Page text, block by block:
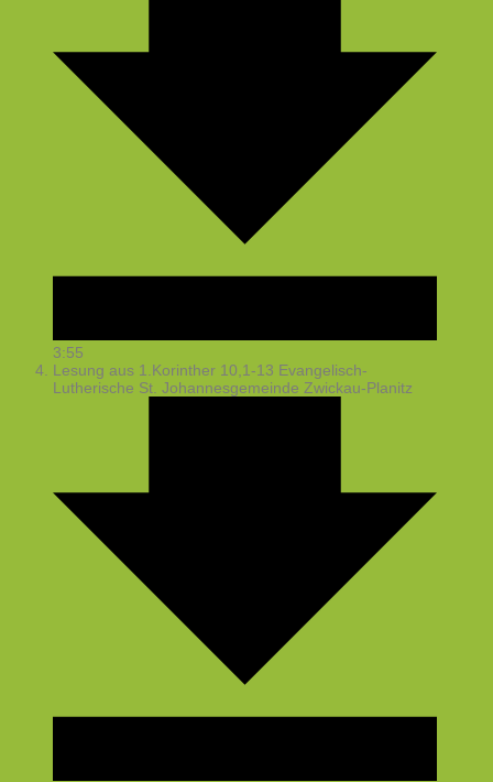
3:55
Lesung aus 1.Korinther 10,1-13 Evangelisch-
Lutherische St. Johannesgemeinde Zwickau-Planitz